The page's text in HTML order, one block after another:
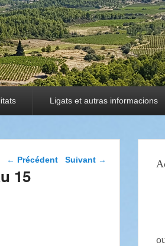
Ligats et autras informacions
Navigation dans les
← Précédent Suivant →
15